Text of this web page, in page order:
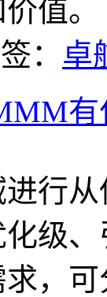
值。
： 卓
行
级
，